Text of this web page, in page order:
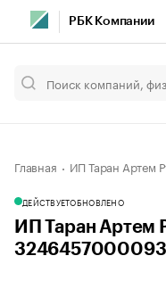
РБК Компании
Главная ИП Таран Артем
ДЕЙСТВУЕТОБНОВЛЕНО
ИП Таран Артем